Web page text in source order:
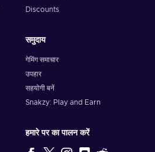
Discounts
समुदाय
गेमिंग समाचार
उपहार
सहयोगी बनें
Snakzy: Play and Earn
हमारे पर का पालन करें